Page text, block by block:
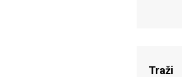
Traži